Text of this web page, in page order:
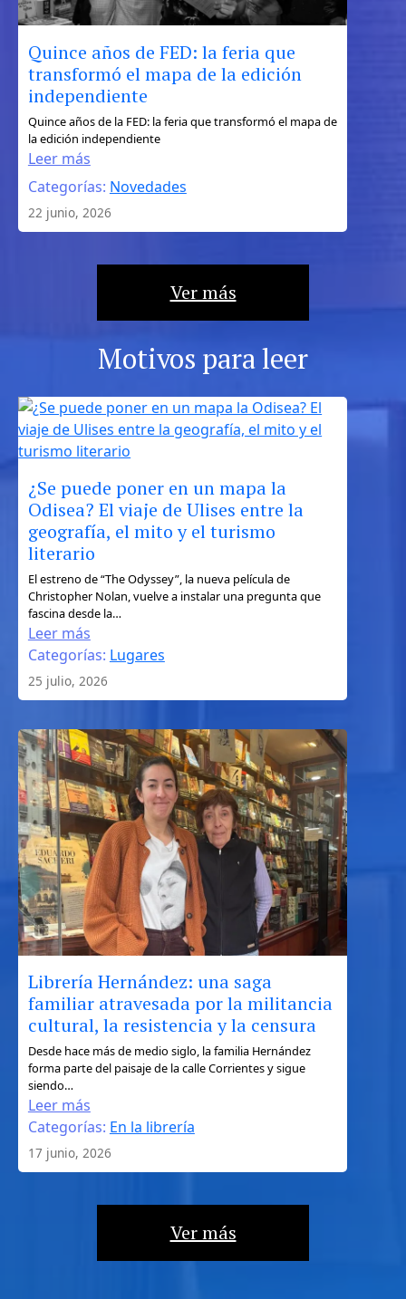
Quince años de FED: la feria que
transformó el mapa de la edición
independiente
Quince años de la FED: la feria que transformó el mapa de
la edición independiente
Leer más
:
Quince
años
de
FED:
la
edición
independiente
Categorías: Novedades
22 junio, 2026
Ver más
Motivos para leer
¿Se puede poner en un mapa la
Odisea? El viaje de Ulises entre la
geografía, el mito y el turismo
literario
El estreno de “The Odyssey”, la nueva película de
Christopher Nolan, vuelve a instalar una pregunta que
fascina desde la…
Leer más
:
¿Se
puede
poner
un
la
Odisea?
El
viaje
de
Ulises
entre
la
geografía,
el
mito
y
el
turismo
literario
Categorías: Lugares
25 julio, 2026
Librería Hernández: una saga
familiar atravesada por la militancia
cultural, la resistencia y la censura
Desde hace más de medio siglo, la familia Hernández
forma parte del paisaje de la calle Corrientes y sigue
siendo…
Leer más
:
Librería
Hernández:
una
familiar
Categorías: En la librería
17 junio, 2026
Ver más